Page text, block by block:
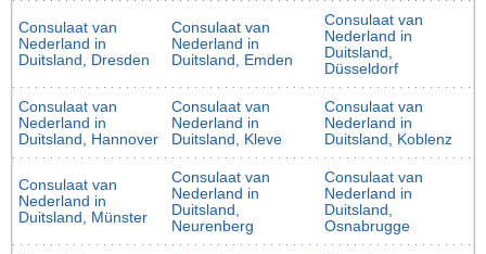
Consulaat van
Nederland in
Duitsland, Dresden
Consulaat van
Nederland in
Duitsland, Emden
Consulaat van
Nederland in
Duitsland,
Düsseldorf
Consulaat van
Nederland in
Duitsland, Hannover
Consulaat van
Nederland in
Duitsland, Kleve
Consulaat van
Nederland in
Duitsland, Koblenz
Consulaat van
Nederland in
Duitsland, Münster
Consulaat van
Nederland in
Duitsland,
Neurenberg
Consulaat van
Nederland in
Duitsland,
Osnabrugge